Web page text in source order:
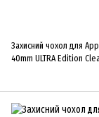
Захисний чохол для
40mm ULTRA Edition